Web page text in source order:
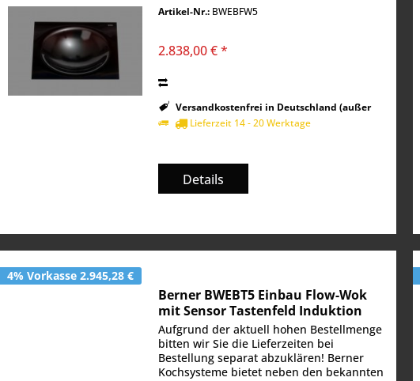
Phantasie und so stellen wir uns diesen
Artikel-Nr.: BWEBFW5
2.838,00 € *
Versandkostenfrei in Deutschland (außer
Inseln)Lieferzeit 14 - 20 Werktage
Details
4% Vorkasse 2.945,28 €
Berner BWEBT5 Einbau Flow-Wok
mit Sensor Tastenfeld Induktion
5000 Watt
Aufgrund der aktuell hohen Bestellmenge
bitten wir Sie die Lieferzeiten bei
Bestellung separat abzuklären! Berner
Kochsysteme bietet neben den bekannten